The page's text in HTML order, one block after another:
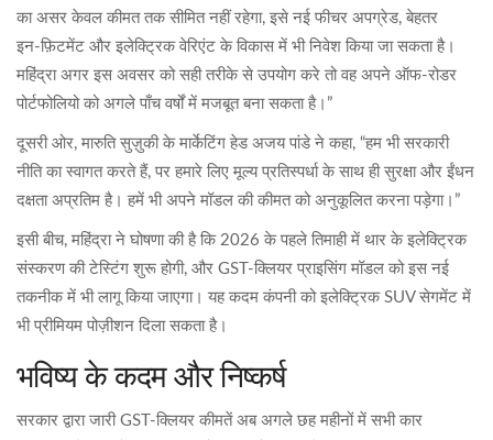
का असर केवल कीमत तक सीमित नहीं रहेगा, इसे नई फीचर अपग्रेड, बेहतर
इन‑फ़िटमेंट और इलेक्ट्रिक वेरिएंट के विकास में भी निवेश किया जा सकता है।
महिंद्रा अगर इस अवसर को सही तरीके से उपयोग करे तो वह अपने ऑफ‑रोडर
पोर्टफोलियो को अगले पाँच वर्षों में मजबूत बना सकता है।”
दूसरी ओर, मारुति सुज़ुकी के मार्केटिंग हेड अजय पांडे ने कहा, “हम भी सरकारी
नीति का स्वागत करते हैं, पर हमारे लिए मूल्य प्रतिस्पर्धा के साथ ही सुरक्षा और ईंधन
दक्षता अप्रतिम है। हमें भी अपने मॉडल की कीमत को अनुकूलित करना पड़ेगा।”
इसी बीच, महिंद्रा ने घोषणा की है कि 2026 के पहले तिमाही में थार के इलेक्ट्रिक
संस्करण की टेस्टिंग शुरू होगी, और GST‑क्लियर प्राइसिंग मॉडल को इस नई
तकनीक में भी लागू किया जाएगा। यह कदम कंपनी को इलेक्ट्रिक SUV सेगमेंट में
भी प्रीमियम पोज़ीशन दिला सकता है।
भविष्य के कदम और निष्कर्ष
सरकार द्वारा जारी GST‑क्लियर कीमतें अब अगले छह महीनों में सभी कार